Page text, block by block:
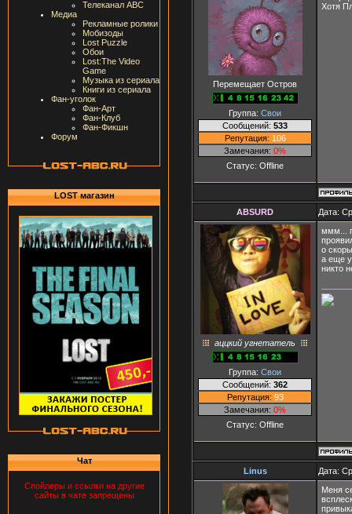
Телеканал ABC
Медиа
Рекламные ролики
Мобизоды
Lost Puzzle
Обои
Lost:The Video
Game
Музыка из сериала
Книги из сериала
Фан-уголок
Фан-Арт
Фан-Клуб
Фан-Фикшн
Форум
LOST магазин
Чат
Спойлеры и ссылки на другие
сайты в чате запрещены
Перемещает Остров
Группа: Свои
Сообщений: 533
Репутация: 106
Замечания: 0%
Статус: Offline
Хотя
ABSURD Дата:
аццкий угнетатель
Группа: Свои
Сообщений: 362
Репутация: 93
Замечания: 0%
Статус: Offline
ммм...
о
а еще
никто
Linus Дата:
Меня